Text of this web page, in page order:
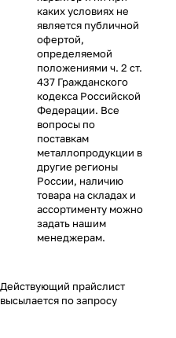
каких условиях не
является публичной
офертой,
определяемой
положениями ч. 2 ст.
437 Гражданского
кодекса Российской
Федерации. Все
вопросы по
поставкам
металлопродукции в
другие регионы
России, наличию
товара на складах и
ассортименту можно
задать нашим
менеджерам.
Действующий прайслист
высылается по запросу